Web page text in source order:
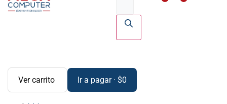
Ver carrito Ir a pagar · $0